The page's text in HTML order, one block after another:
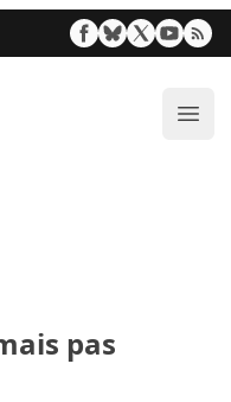
pas